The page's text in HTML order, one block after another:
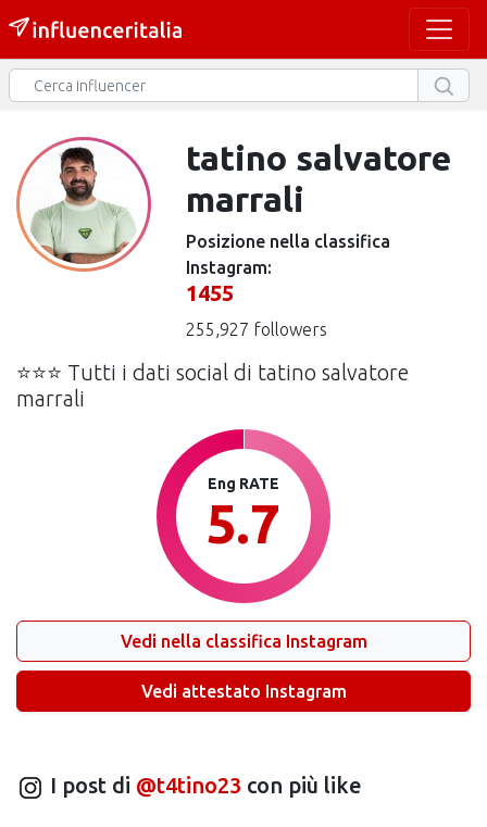
tatino salvatore
marrali
Posizione nella classifica
Instagram:
1455
255,927 followers
⭐⭐⭐ Tutti i dati social di tatino salvatore
marrali
Eng RATE
5.7
Vedi nella classifica Instagram
Vedi attestato Instagram
I post di @t4tino23 con più like